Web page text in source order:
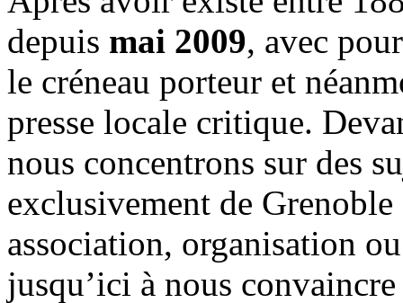
depuis mai 2009, avec
le créneau porteur et
presse locale critique.
nous concentrons sur des
exclusivement de
association, organisation
jusqu’ici à nous